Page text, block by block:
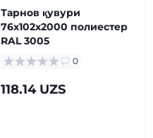
Тарнов қувури
76х102х2000 полиестер
RAL 3005
0
118.14 UZS